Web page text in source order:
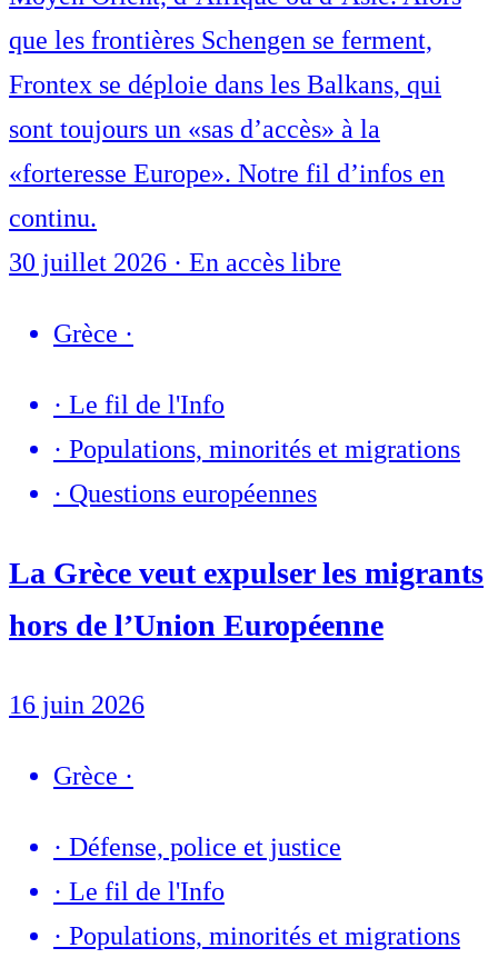
que les frontières Schengen se ferment,
Frontex se déploie dans les Balkans, qui
sont toujours un «sas d’accès» à la
«forteresse Europe». Notre fil d’infos en
continu.
30 juillet 2026 · En accès libre
Grèce ·
· Le fil de l'Info
· Populations, minorités et migrations
· Questions européennes
La Grèce veut expulser les migrants
hors de l’Union Européenne
16 juin 2026
Grèce ·
· Défense, police et justice
· Le fil de l'Info
· Populations, minorités et migrations